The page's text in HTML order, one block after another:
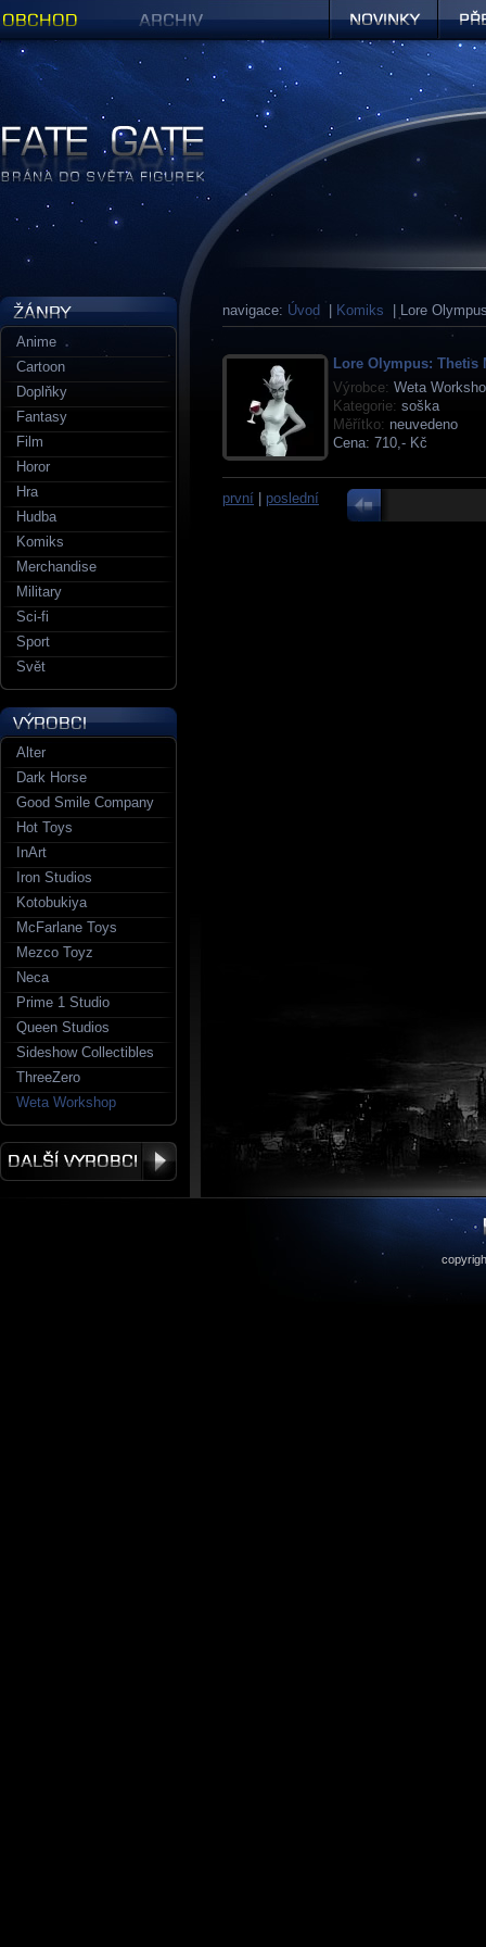
navigace: Úvod Komiks | Lore
Lore Olympus: Thetis
Výrobce: Weta
Kategorie: soška
Měřítko: neuvedeno
Cena: 710,- Kč
první poslední
Anime
Cartoon
Doplňky
Fantasy
Film
Horor
Hra
Hudba
Komiks
Merchandise
Military
Sci-fi
Sport
Svět
Alter
Dark Horse
Good Smile Company
Hot Toys
InArt
Iron Studios
Kotobukiya
McFarlane Toys
Mezco Toyz
Neca
Prime 1 Studio
Queen Studios
Sideshow Collectibles
ThreeZero
Weta Workshop
Figurky a sošky | Fate Gate